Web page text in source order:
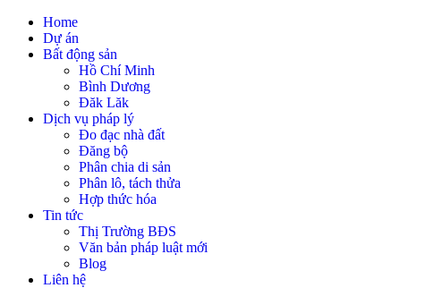
Home
Dự án
Bất động sản
Hồ Chí Minh
Bình Dương
Đăk Lăk
Dịch vụ pháp lý
Đo đạc nhà đất
Đăng bộ
Phân chia di sản
Phân lô, tách thửa
Hợp thức hóa
Tin tức
Thị Trường BĐS
Văn bản pháp luật mới
Blog
Liên hệ